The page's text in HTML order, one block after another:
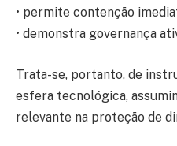
• permite contenção
• demonstra governança
Trata-se, portanto, de
esfera tecnológica,
relevante na proteção de